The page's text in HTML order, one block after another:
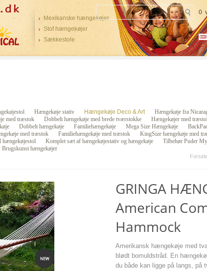
Mexikanske hængekøjer
Stof hængekøjer
Sækkestole
0
Hængekøje stativ Hængekøje Deco & Art Hængekøje fra
med træstok Dobbelt hængekøje med brede tværstokke Hængekøjer med
Dobbelt hængekøje Familiehængekøje Mega Size Hængekøje
med træstok Familiehængekøje med træstok KingSize hængekøje med
hængekøjestol Komplet sæt af hængekøjestativ og hængekøje Tilbehør Puder
Brugskunst hængekøjer
GRINGA
American
Hammock
Amerikansk hængekøje med
blødt bomuldstråd. En
du både kan ligge på langs, på